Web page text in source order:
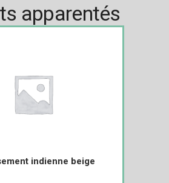
apparentés
indienne beige